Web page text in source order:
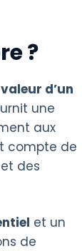
?
valeur d’un
une
aux
compte de
des
et un
de